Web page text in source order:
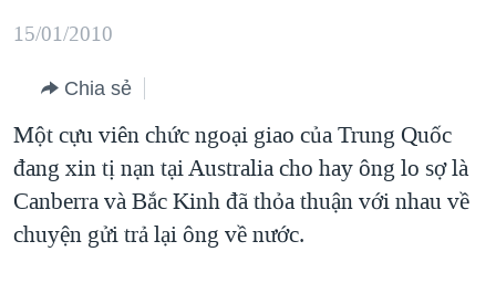
chính
hướng
chính
Đi
tới
THẾ GIỚI
DIỄN ĐÀN
MỤC
TỰ DO BÁO CHÍ
CHUYÊN ĐỀ
CHIẾN TRANH THƯƠNG MẠI CỦA MỸ: QUÁ KHỨ VÀ HIỆN
TẠI
HỌC TIẾNG ANH
15/01/2010
Chia sẻ
Một cựu viên chức ngoại giao của Trung Quốc
đang xin tị nạn tại Australia cho hay ông lo sợ là
Canberra và Bắc Kinh đã thỏa thuận với nhau về
chuyện gửi trả lại ông về nước.